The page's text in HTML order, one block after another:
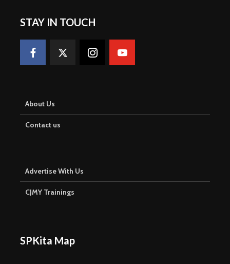
STAY IN TOUCH
About Us
Contact us
Advertise With Us
CJMY Trainings
SPKita Map